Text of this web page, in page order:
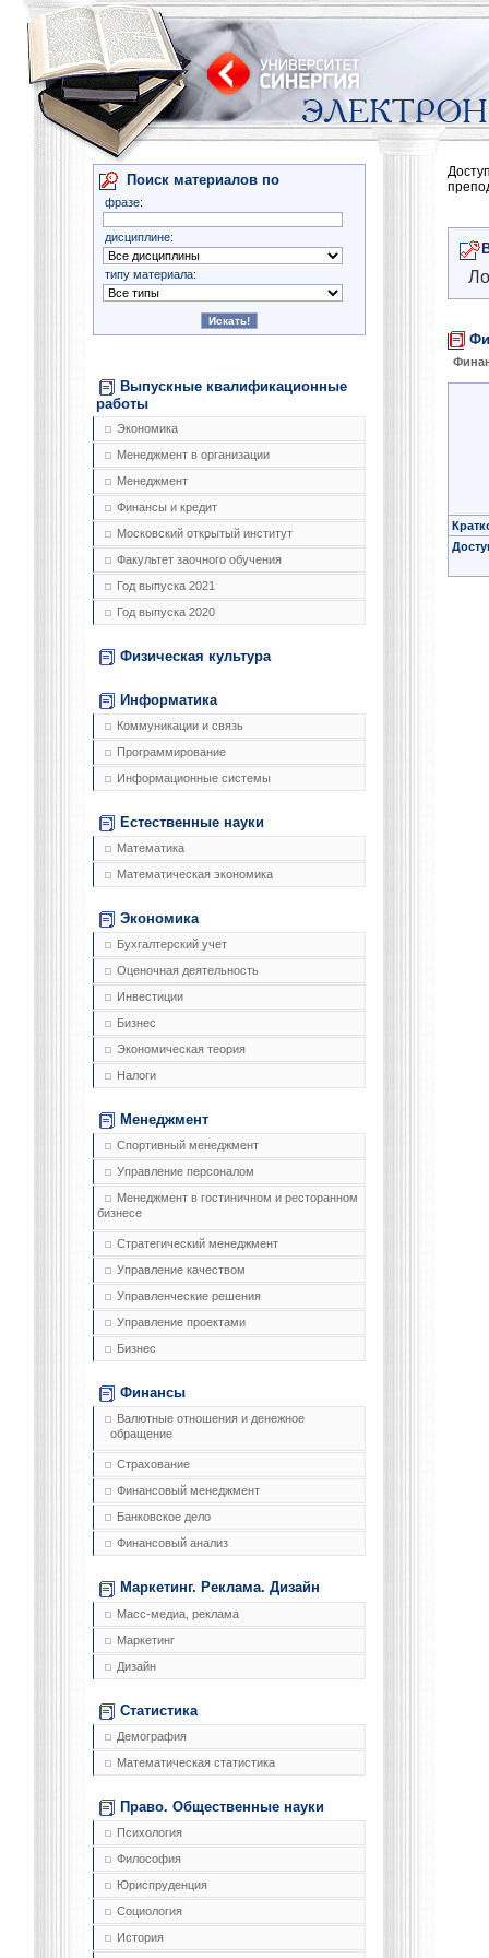
Поиск материалов по
фразе:
дисциплине:
типу материала:
Выпускные квалификационные
работы
Экономика
Менеджмент в организации
Менеджмент
Финансы и кредит
Московский открытый институт
Факультет заочного обучения
Год выпуска 2021
Год выпуска 2020
Физическая культура
Информатика
Коммуникации и связь
Программирование
Информационные системы
Естественные науки
Математика
Математическая экономика
Экономика
Бухгалтерский учет
Оценочная деятельность
Инвестиции
Бизнес
Экономическая теория
Налоги
Менеджмент
Спортивный менеджмент
Управление персоналом
Менеджмент в гостиничном и ресторанном
бизнесе
Стратегический менеджмент
Управление качеством
Управленческие решения
Управление проектами
Бизнес
Финансы
Валютные отношения и денежное
обращение
Страхование
Финансовый менеджмент
Банковское дело
Финансовый анализ
Маркетинг. Реклама. Дизайн
Масс-медиа, реклама
Маркетинг
Дизайн
Статистика
Демография
Математическая статистика
Право. Общественные науки
Психология
Философия
Юриспруденция
Социология
История